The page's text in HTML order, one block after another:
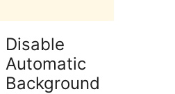
Disable
Automatic
Background